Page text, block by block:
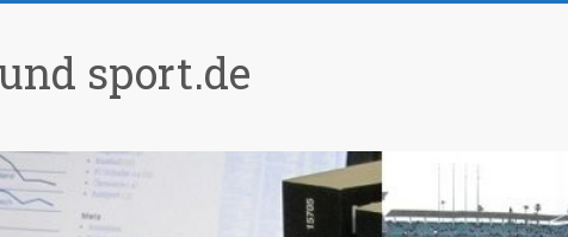
sport.de